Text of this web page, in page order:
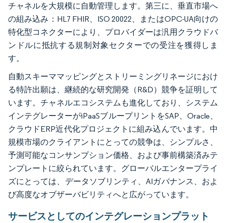
チャネルを大規模に自動管理します。第三に、垂直市場へ
の組み込み：HL7 FHIR、ISO 20022、またはOPC-UA向けの
特化型コネクターにより、プロバイダーは汎用クラウドバ
ンドルに抵抗する規制対象セクターでの受注を獲得しま
す。
自動スキーママッピングとストリーミングリネージにおけ
る特許出願は、継続的な研究開発（R&D）競争を証明して
います。チャネルエコシステムも進化しており、システム
インテグレーターがiPaaSブループリントをSAP、Oracle、
クラウドERP近代化プロジェクトに組み込んでいます。中
規模市場のクライアントにとっての競争は、シンプルさ、
予測可能なコンサンプション価格、および事前構築済みテ
ンプレートに絞られています。グローバルエンタープライ
ズにとっては、データソブリンティ、AIガバナンス、およ
び高度なオブザーバビリティへと広がっています。
サービスとしてのインテグレーションプラット